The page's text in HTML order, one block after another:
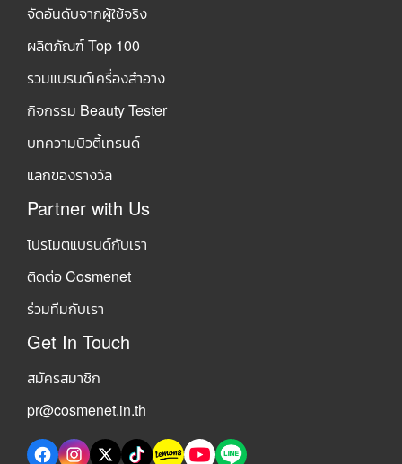
จัดอันดับจากผู้ใช้จริง
ผลิตภัณฑ์ Top 100
รวมแบรนด์เครื่องสำอาง
กิจกรรม Beauty Tester
บทความบิวตี้เทรนด์
แลกของรางวัล
Partner with Us
โปรโมตแบรนด์กับเรา
ติดต่อ Cosmenet
ร่วมทีมกับเรา
Get In Touch
สมัครสมาชิก
pr@cosmenet.in.th